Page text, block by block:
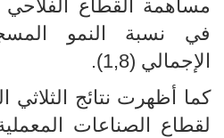
في نسبة النمو
الإجمالي (1,8).